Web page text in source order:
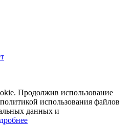
Продолжив использование
использования файлов
данных и